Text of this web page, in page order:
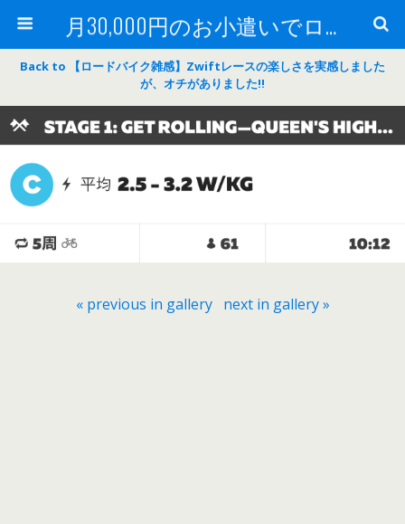
月30,000円のお小遣いでロードバイク
Back to 【ロードバイク雑感】Zwiftレースの楽しさを実感しました
が、オチがありました‼
« previous in gallery next in gallery »